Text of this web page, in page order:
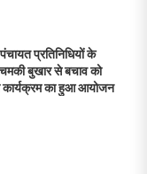
पंचायत प्रतिनिधियों के
बुखार से बचाव को
का हुआ आयोजन